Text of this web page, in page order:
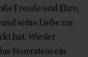
Freude und Ehre,
seine Liebe zur
hat. Wieder
Feuerstein ein